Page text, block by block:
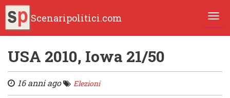
Scenaripolitici.com
USA 2010, Iowa 21/50
16 anni ago Elezioni